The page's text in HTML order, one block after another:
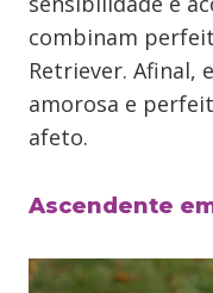
combinam
Retriever. Afinal,
amorosa e
afeto.
Ascendente